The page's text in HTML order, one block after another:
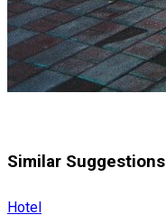
Similar Suggestions
Hotel